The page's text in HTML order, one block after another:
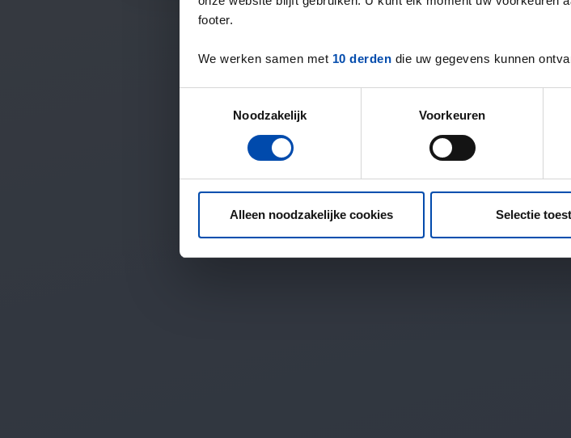
footer.
We werken samen met 10 derden die uw gegevens kunnen
Noodzakelijk
Voorkeuren
Alleen noodzakelijke cookies Selectie